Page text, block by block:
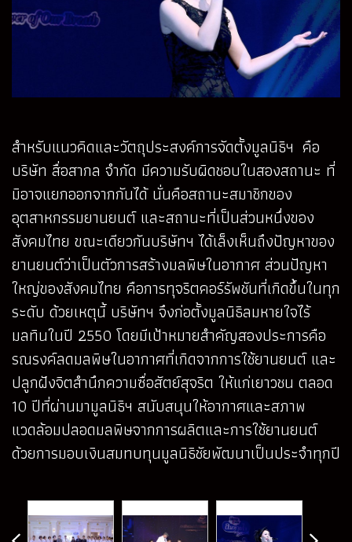
สำหรับแนวคิดและวัตถุประสงค์การจัดตั้งมูลนิธิฯ คือ
บริษัท สื่อสากล จำกัด มีความรับผิดชอบในสองสถานะ ที่
มิอาจแยกออกจากกันได้ นั่นคือสถานะสมาชิกของ
อุตสาหกรรมยานยนต์ และสถานะที่เป็นส่วนหนึ่งของ
สังคมไทย ขณะเดียวกันบริษัทฯ ได้เล็งเห็นถึงปัญหาของ
ยานยนต์ว่าเป็นตัวการสร้างมลพิษในอากาศ ส่วนปัญหา
ใหญ่ของสังคมไทย คือการทุจริตคอร์รัพชันที่เกิดขึ้นในทุก
ระดับ ด้วยเหตุนี้ บริษัทฯ จึงก่อตั้งมูลนิธิลมหายใจไร้
มลทินในปี 2550 โดยมีเป้าหมายสำคัญสองประการคือ
รณรงค์ลดมลพิษในอากาศที่เกิดจากการใช้ยานยนต์ และ
ปลูกฝังจิตสำนึกความซื่อสัตย์สุจริต ให้แก่เยาวชน ตลอด
10 ปีที่ผ่านมามูลนิธิฯ สนับสนุนให้อากาศและสภาพ
แวดล้อมปลอดมลพิษจากการผลิตและการใช้ยานยนต์
ด้วยการมอบเงินสมทบทุนมูลนิธิชัยพัฒนาเป็นประจำทุกปี